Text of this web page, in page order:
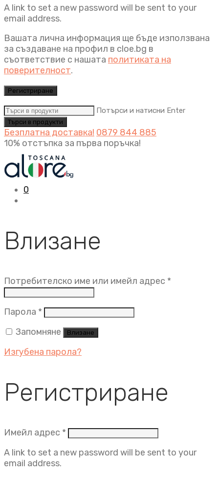
A link to set a new password will be sent to your
email address.
Вашата лична информация ще бъде използвана
за създаване на профил в cloe.bg в
съответствие с нашата политиката на
поверителност.
Регистриране
Потърси и натисни Enter
Безплатна доставка! 0879 844 885
10% отстъпка за първа поръчка!
0
Влизане
Потребителско име или имейл адрес *
Парола * Задължително
Запомняне
Влизане
Изгубена парола?
Регистриране
Имейл адрес * Задължително
A link to set a new password will be sent to your
email address.